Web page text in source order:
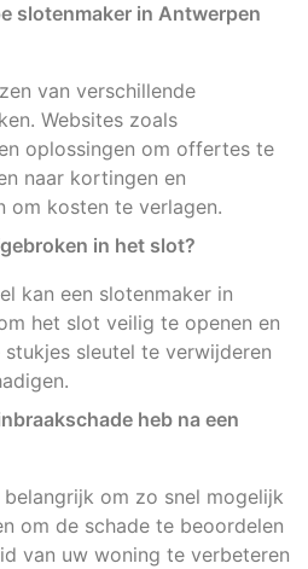
slotenmaker in Antwerpen
van verschillende
Websites zoals
oplossingen om offertes te
naar kortingen en
om kosten te verlagen.
in het slot?
kan een slotenmaker in
het slot veilig te openen en
sleutel te verwijderen
heb na een
om zo snel mogelijk
om de schade te beoordelen
van uw woning te verbeteren